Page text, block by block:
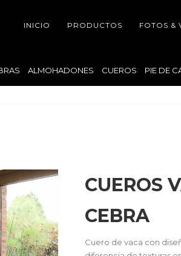
INICIO PRODUCTOS FOTOS &
ALMOHADONES CUEROS PIE DE
CUEROS
CEBRA
Cuero de vaca con